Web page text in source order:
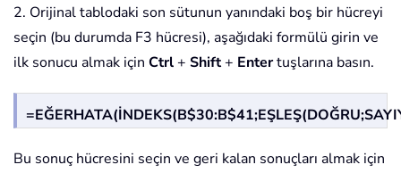
2. Orijinal tablodaki son sütunun yanındaki boş bir hücreyi
seçin (bu durumda F3 hücresi), aşağıdaki formülü girin ve
ilk sonucu almak için Ctrl+ Shift+ Entertuşlarına basın.
Bu sonuç hücresini seçin ve geri kalan sonuçları almak için